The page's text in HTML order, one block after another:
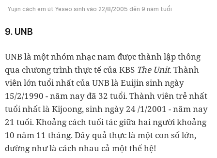
Yujin cách em út Yeseo sinh vào 22/8/2005 đến 9 năm tuổi
9. UNB
UNB là một nhóm nhạc nam được thành lập thông
qua chương trình thực tế của KBS The Unit. Thành
viên lớn tuổi nhất của UNB là Euijin sinh ngày
15/2/1990 - năm nay đã 32 tuổi. Thành viên trẻ nhất
tuổi nhất là Kijoong, sinh ngày 24 /1/2001 - năm nay
21 tuổi. Khoảng cách tuổi tác giữa hai người khoảng
10 năm 11 tháng. Đây quả thực là một con số lớn,
dường như là cách nhau cả một thế hệ!